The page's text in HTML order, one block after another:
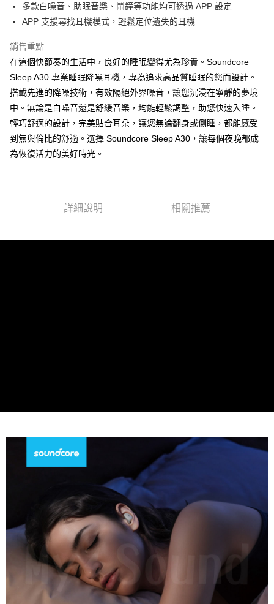
多款白噪音、助眠音樂、鬧鐘等功能均可透過 APP 設定
APP 支援尋找耳機模式，輕鬆定位遺失的耳機
銷售重點
在這個快節奏的生活中，良好的睡眠變得尤為珍貴。Soundcore
Sleep A30 專業睡眠降噪耳機，專為追求高品質睡眠的您而設計。
搭載先進的降噪技術，有效隔絕外界噪音，讓您沉浸在寧靜的夢境
中。無論是白噪音還是舒緩音樂，均能輕鬆調整，助您快速入睡。
輕巧舒適的設計，完美貼合耳朵，讓您無論翻身或側睡，都能感受
到無與倫比的舒適。選擇 Soundcore Sleep A30，讓每個夜晚都成
為恢復活力的美好時光。
詳細說明 相關推薦